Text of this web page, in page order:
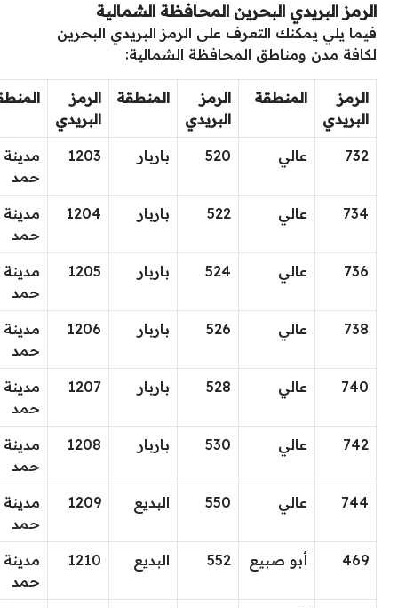
الرمز البريدي البحرين المحافظة الشمالية
فيما يلي يمكنك التعرف على الرمز البريدي البحرين
لكافة مدن ومناطق المحافظة الشمالية:
الرمز
البريدي
المنطقة
الرمز
البريدي
المنطقة
الرمز
البريدي
732 عالي 520 باربار 1203
مدينة
حمد
734 عالي 522 باربار 1204
مدينة
حمد
736 عالي 524 باربار 1205
مدينة
حمد
738 عالي 526 باربار 1206
مدينة
حمد
740 عالي 528 باربار 1207
مدينة
حمد
742 عالي 530 باربار 1208
مدينة
حمد
744 عالي 550 البديع 1209
مدينة
حمد
469 أبو صبيع 552 البديع 1210
مدينة
حمد